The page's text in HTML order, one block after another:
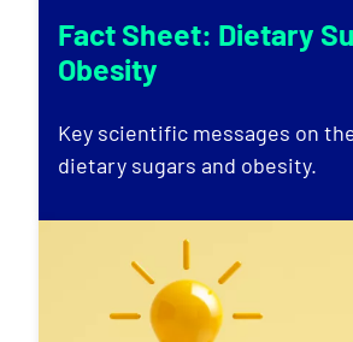
Fact Sheet: Dietary
Obesity
Key scientific messages on
dietary sugars and obesity.